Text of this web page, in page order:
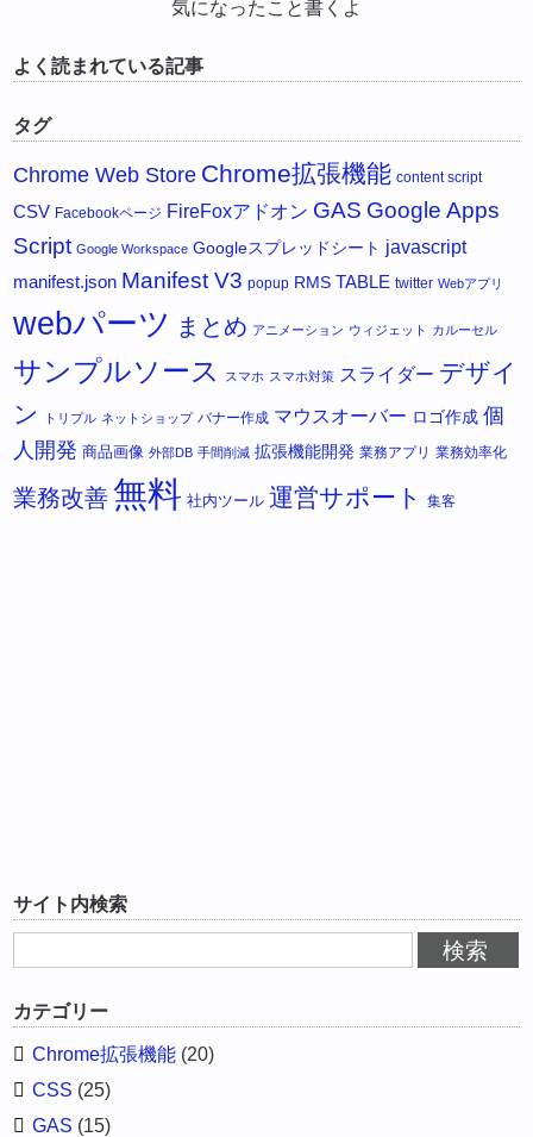
気になったこと書くよ
よく読まれている記事
タグ
Chrome Web Store Chrome拡張機能 content script
CSV Facebookページ FireFoxアドオン GAS Google Apps
Script Google Workspace Googleスプレッドシート javascript
manifest.json Manifest V3 popup RMS TABLE twitter Webアプリ
webパーツ まとめ アニメーション ウィジェット カルーセル
サンプルソース スマホ スマホ対策 スライダー デザイ
ン
トリプル ネットショップ バナー作成 マウスオーバー ロゴ作成 個
人開発 商品画像 外部DB 手間削減 拡張機能開発 業務アプリ 業務効率化
業務改善無料 社内ツール 運営サポート 集客
サイト内検索
カテゴリー
Chrome拡張機能 (20)
CSS (25)
GAS (15)